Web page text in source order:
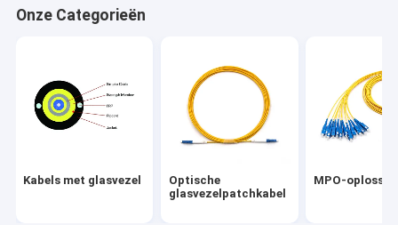
met een vermogen van niet meer dan 10 W
Fibre reinigingsmiddelen
Onze Categorieën
Kabels met glasvezel
Optische
glasvezelpatchkabel
MPO-